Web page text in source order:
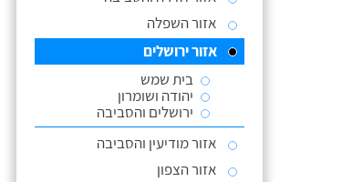
אזור השפלה
אזור ירושלים
בית שמש
יהודה ושומרון
ירושלים והסביבה
אזור מודיעין והסביבה
אזור הצפון